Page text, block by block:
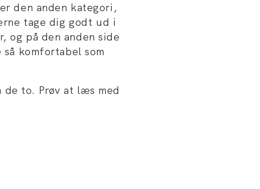
den anden kategori,
tage dig godt ud i
og på den anden side
komfortabel som
de to. Prøv at læs med